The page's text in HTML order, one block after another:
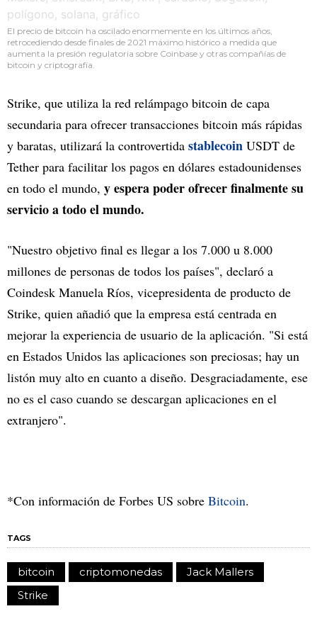
El precio de bitcoin ha oscilado enormemente en los últimos años,
retrocediendo desde finales de 2021 máximo histórico a medida que
aumenta la presión regulatoria sobre Coinbase y otras compañías de
bitcoin y criptografía.
Strike, que utiliza la red relámpago bitcoin de capa
secundaria para ofrecer transacciones bitcoin más rápidas
y baratas, utilizará la controvertida stablecoin USDT de
Tether para facilitar los pagos en dólares estadounidenses
en todo el mundo, y espera poder ofrecer finalmente su
servicio a todo el mundo.
"Nuestro objetivo final es llegar a los 7.000 u 8.000
millones de personas de todos los países", declaró a
Coindesk Manuela Ríos, vicepresidenta de producto de
Strike, quien añadió que la empresa está centrada en
mejorar la experiencia de usuario de la aplicación. "Si está
en Estados Unidos las aplicaciones son preciosas; hay un
listón muy alto en cuanto a diseño. Desgraciadamente, ese
no es el caso cuando se descargan aplicaciones en el
extranjero".
*Con información de Forbes US sobre Bitcoin.
TAGS
bitcoin criptomonedas
Jack Mallers
Strike